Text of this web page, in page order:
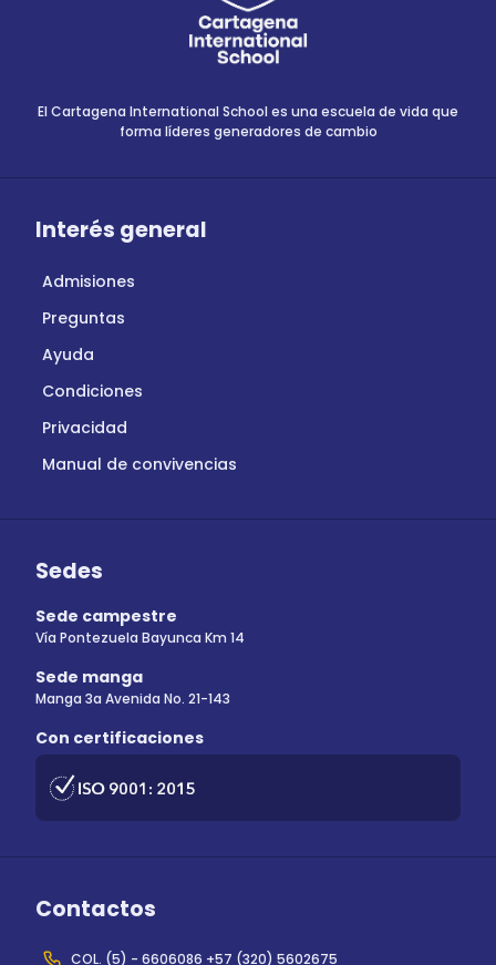
El Cartagena International School es una escuela de vida que
forma líderes generadores de cambio
Interés general
Admisiones
Preguntas
Ayuda
Condiciones
Privacidad
Manual de convivencias
Sedes
Sede campestre
Vía Pontezuela Bayunca Km 14
Sede manga
Manga 3a Avenida No. 21-143
Con certificaciones
Contactos
COL. (5) - 6606086 +57 (320) 5602675